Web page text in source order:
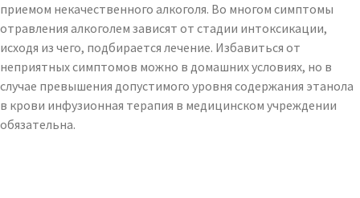
приемом некачественного алкоголя. Во многом симптомы
отравления алкоголем зависят от стадии интоксикации,
исходя из чего, подбирается лечение. Избавиться от
неприятных симптомов можно в домашних условиях, но в
случае превышения допустимого уровня содержания этанола
в крови инфузионная терапия в медицинском учреждении
обязательна.